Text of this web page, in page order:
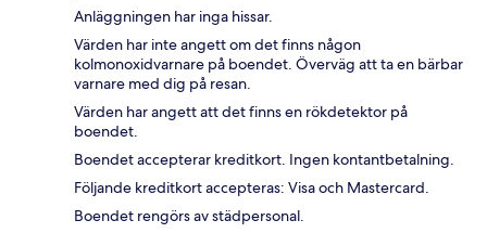
Anläggningen har inga hissar.
Värden har inte angett om det finns någon
kolmonoxidvarnare på boendet. Överväg att ta en bärbar
varnare med dig på resan.
Värden har angett att det finns en rökdetektor på
boendet.
Boendet accepterar kreditkort. Ingen kontantbetalning.
Följande kreditkort accepteras: Visa och Mastercard.
Boendet rengörs av städpersonal.